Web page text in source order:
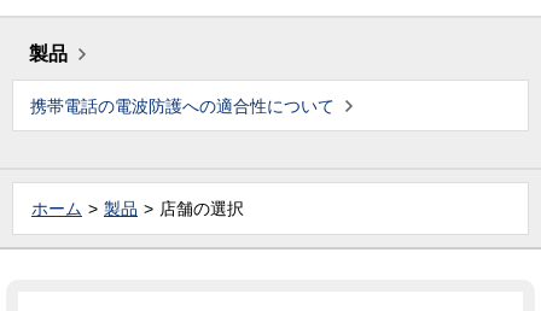
製品
携帯電話の電波防護への適合性について
ホーム 製品 店舗の選択